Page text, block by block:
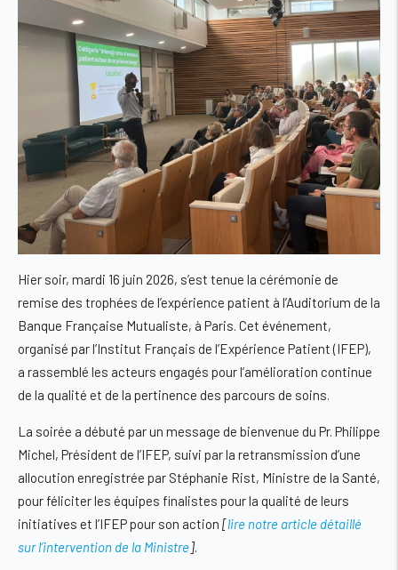
Hier soir, mardi 16 juin 2026, s’est tenue la cérémonie de
remise des trophées de l’expérience patient à l’Auditorium de la
Banque Française Mutualiste, à Paris. Cet événement,
organisé par l’Institut Français de l’Expérience Patient (IFEP),
a rassemblé les acteurs engagés pour l’amélioration continue
de la qualité et de la pertinence des parcours de soins.
La soirée a débuté par un message de bienvenue du Pr. Philippe
Michel, Président de l’IFEP, suivi par la retransmission d’une
allocution enregistrée par Stéphanie Rist, Ministre de la Santé,
pour féliciter les équipes finalistes pour la qualité de leurs
initiatives et l’IFEP pour son action [lire notre article détaillé
sur l’intervention de la Ministre].